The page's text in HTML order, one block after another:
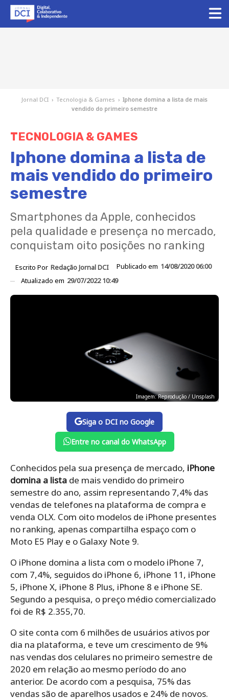
Jornal DCI › Tecnologia & Games › Iphone domina a lista de mais
vendido do primeiro semestre
TECNOLOGIA & GAMES
Iphone domina a lista de
mais vendido do primeiro
semestre
Smartphones da Apple, conhecidos
pela qualidade e presença no mercado,
conquistam oito posições no ranking
Escrito Por Redação Jornal DCI Publicado em 14/08/2020 06:00
Atualizado em 29/07/2022 10:49
Imagem: Reprodução / Unsplash
Siga o DCI no Google
Entre no canal do WhatsApp
Conhecidos pela sua presença de mercado, iPhone
domina a lista de mais vendido do primeiro
semestre do ano, assim representando 7,4% das
vendas de telefones na plataforma de compra e
venda OLX. Com oito modelos de iPhone presentes
no ranking, apenas compartilha espaço com o
Moto E5 Play e o Galaxy Note 9.
O iPhone domina a lista com o modelo iPhone 7,
com 7,4%, seguidos do iPhone 6, iPhone 11, iPhone
5, iPhone X, iPhone 8 Plus, iPhone 8 e iPhone SE.
Segundo a pesquisa, o preço médio comercializado
foi de R$ 2.355,70.
O site conta com 6 milhões de usuários ativos por
dia na plataforma, e teve um crescimento de 9%
nas vendas dos celulares no primeiro semestre de
2020 em relação ao mesmo período do ano
anterior. De acordo com a pesquisa, 75% das
vendas são de aparelhos usados e 24% de novos.